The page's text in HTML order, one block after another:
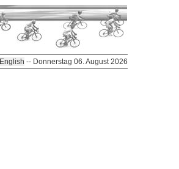
English -- Donnerstag 06. August 2026